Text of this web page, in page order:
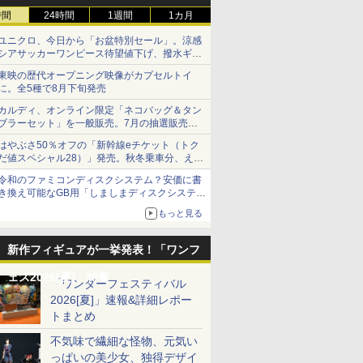
24時間 1週間 1カ月
ニクロ、今日から「お盆特別セール」。涼感
アサッカーワンピース待望値下げ、撥水ギア
ョーツは1990円に
映の歴代オープニング映像がカプセルトイ
。全5種で8月下旬発売
ルディ、オンライン限定「ネコバッグ＆タン
ラーセット」を一般販売。7月の抽選販売の
選無効分
やぶさ50％オフの「新幹線eチケット（トク
値スペシャル28）」発売。秋冬乗車分、えき
っと限定
和のファミコンディスクシステム？安価に書
換え可能なGB用「しましまディスクシステ
もっと見る
新作フィギュアが一挙発表！「ワンフ
ェス2026[夏]」特集「ワンダーフェスティバル
2026[夏]」速報&詳細レポー
トまとめ
不気味で繊細な怪物、元気い
っぱいの美少女、独得デザイ